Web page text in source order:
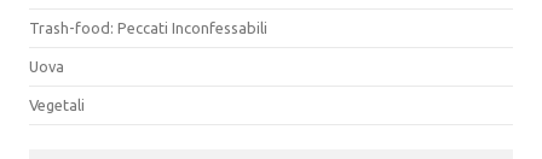
Trash-food: Peccati Inconfessabili
Uova
Vegetali